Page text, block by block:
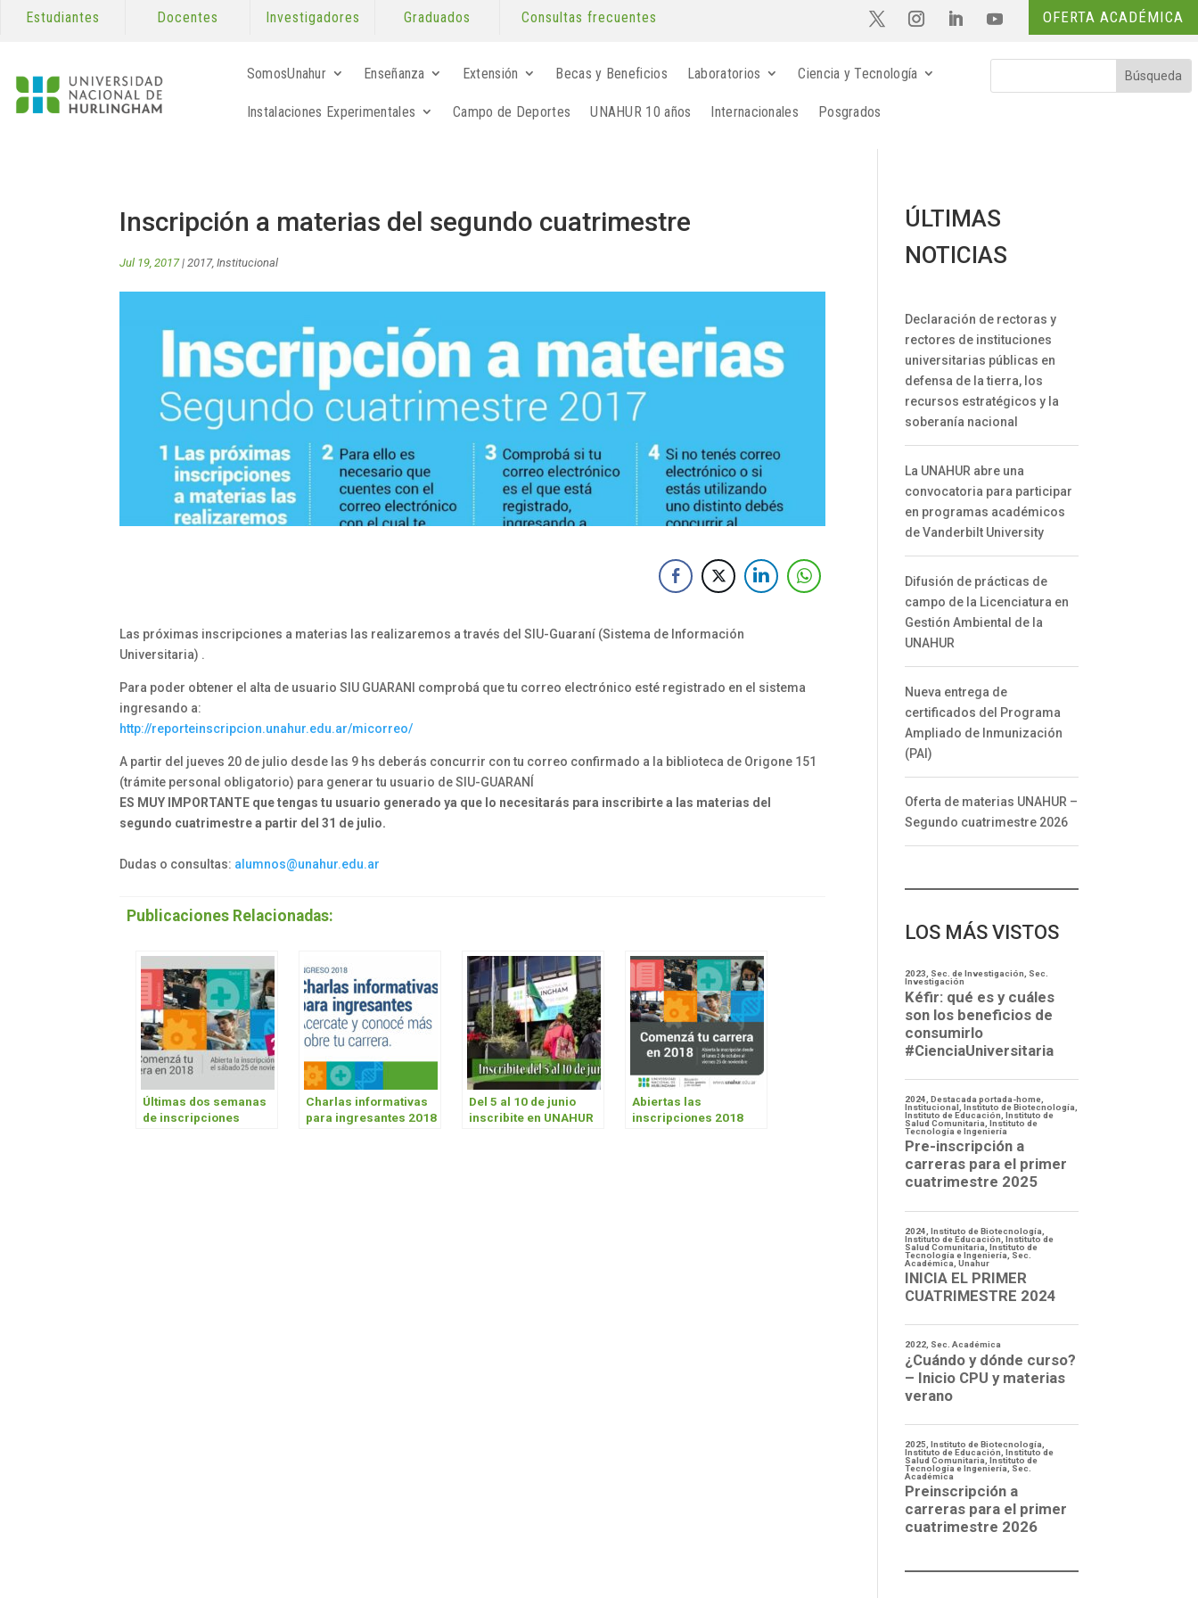
Estudiantes Docentes Investigadores Graduados Consultas frecuentes OFERTA ACADÉMICA
SomosUnahur Enseñanza Extensión Becas y Beneficios Laboratorios Ciencia y Tecnología
Instalaciones Experimentales Campo de Deportes UNAHUR 10 años Internacionales Posgrados
Inscripción a materias del segundo cuatrimestre
Jul 19, 2017|2017,Institucional
Las próximas inscripciones a materias las realizaremos a través del SIU-Guaraní (Sistema de Información
Universitaria) .
Para poder obtener el alta de usuario SIU GUARANI comprobá que tu correo electrónico esté registrado en el sistema
ingresando a:
http://reporteinscripcion.unahur.edu.ar/micorreo/
A partir del jueves 20 de julio desde las 9 hs deberás concurrir con tu correo confirmado a la biblioteca de Origone 151
(trámite personal obligatorio) para generar tu usuario de SIU-GUARANÍ
ES MUY IMPORTANTE que tengas tu usuario generado ya que lo necesitarás para inscribirte a las materias del
segundo cuatrimestre a partir del 31 de julio.
Dudas o consultas: alumnos@unahur.edu.ar
Publicaciones Relacionadas:
Últimas dos semanas
de inscripciones
Charlas informativas
para ingresantes 2018
Del 5 al 10 de junio
inscribite en UNAHUR
Abiertas las
inscripciones 2018
ÚLTIMAS
NOTICIAS
Declaración de rectoras y
rectores de instituciones
universitarias públicas en
defensa de la tierra, los
recursos estratégicos y la
soberanía nacional
La UNAHUR abre una
convocatoria para participar
en programas académicos
de Vanderbilt University
Difusión de prácticas de
campo de la Licenciatura en
Gestión Ambiental de la
UNAHUR
Nueva entrega de
certificados del Programa
Ampliado de Inmunización
(PAI)
Oferta de materias UNAHUR –
Segundo cuatrimestre 2026
LOS MÁS VISTOS